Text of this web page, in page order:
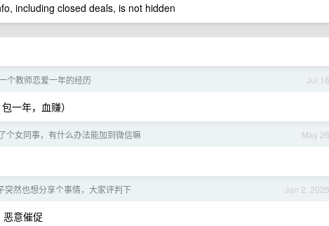
including closed deals, is not hidden
Jul 16
个教师恋爱一年的经历
一年，血赚）
May 26
个女同事，有什么办法能加到微信嘛
Jan 2, 2025
突然也想分享个事情，大家评判下
意催促